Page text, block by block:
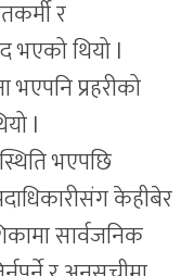
र
भएको थियो l
भएपनि प्रहरीको
l
भएपछि
केहीबेर
सार्वजनिक